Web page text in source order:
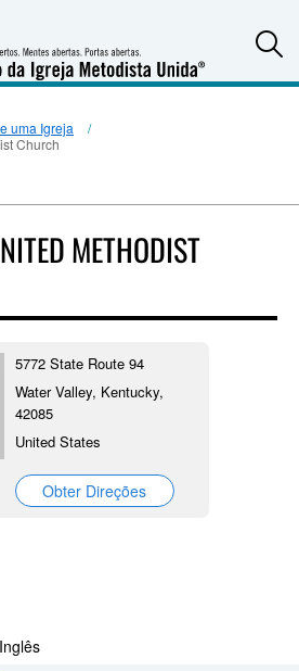
uma Igreja
Church
METHODIST
5772 State Route 94
Water Valley, Kentucky,
42085
United States
Obter Direções
Inglês